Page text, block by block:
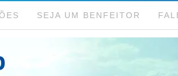
SEJA UM BENFEITOR